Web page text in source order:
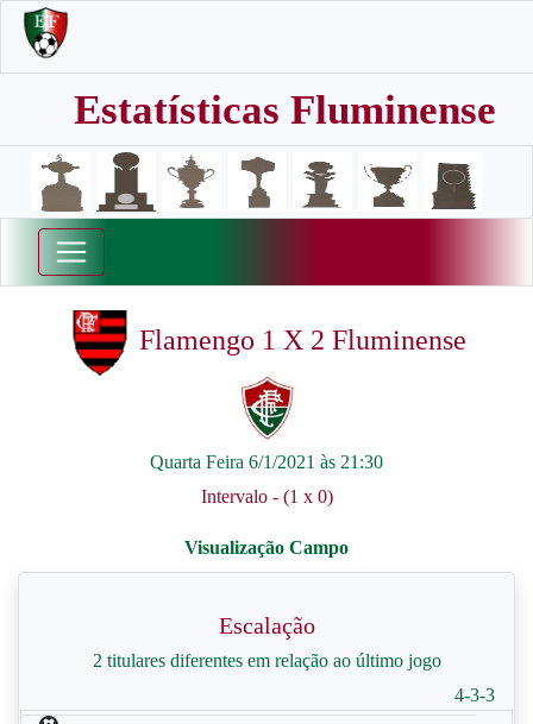
Estatísticas Fluminense
Flamengo 1 X 2 Fluminense
Quarta Feira 6/1/2021 às 21:30
Intervalo - (1 x 0)
Escalação
2 titulares diferentes em relação ao último jogo
4-3-3